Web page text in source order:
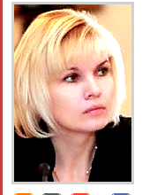
Найдено: 13181
Аслаудин
АБАЕВ
Елена
Легкая